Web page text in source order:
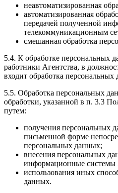
неавтоматизированная
автоматизированная
передачей полученной
телекоммуникационным
смешанная обработка
5.4. К обработке персональных
работники Агентства, в
входит обработка персональных
5.5. Обработка персональных
обработки, указанной в п. 3.3
путем:
получения персональных
письменной форме
персональных данных;
внесения персональных
информационные системы
использования иных
данных.